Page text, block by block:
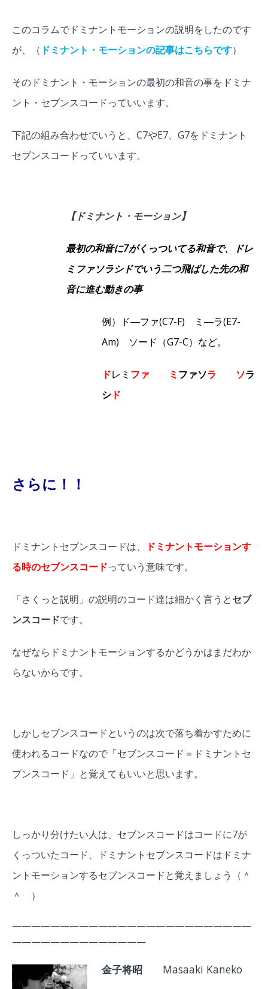
このコラムでドミナントモーションの説明をしたのです
が、（ ドミナント・モーションの記事はこちらです）
そのドミナント・モーションの最初の和音の事をドミナ
ント・セブンスコードっていいます。
下記の組み合わせでいうと、C7やE7、G7をドミナント
セブンスコードっていいます。
【ドミナント・モーション】
最初の和音に7がくっついてる和音で、ドレ
ミファソラシドでいう二つ飛ばした先の和
音に進む動きの事
例）ド―ファ(C7-F) ミ―ラ(E7-
Am) ソード（G7-C）など。
ドレミ ファ ミファソラ ソラ
シ ド
さらに！！
ドミナントセブンスコードは、
ドミナントモーションす
る時のセブンスコードっていう意味です。
「さくっと説明」の説明のコード達は細かく言うとセブ
ンスコードです。
なぜならドミナントモーションするかどうかはまだわか
らないからです。
しかしセブンスコードというのは次で落ち着かすために
使われるコードなので「セブンスコード＝ドミナントセ
ブンスコード」と覚えてもいいと思います。
しっかり分けたい人は、セブンスコードはコードに7が
くっついたコード、ドミナントセブンスコードはドミナ
ントモーションするセブンスコードと覚えましょう（＾
＾ ）
—————————————————————————
——————————————
金子将昭 Masaaki Kaneko